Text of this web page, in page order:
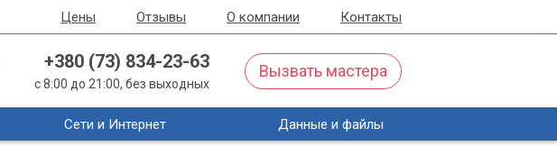
Цены Отзывы О компании Контакты
+380 (73) 834-23-63
с 8:00 до 21:00, без выходных
Вызвать мастера
Сети и Интернет Данные и файлы